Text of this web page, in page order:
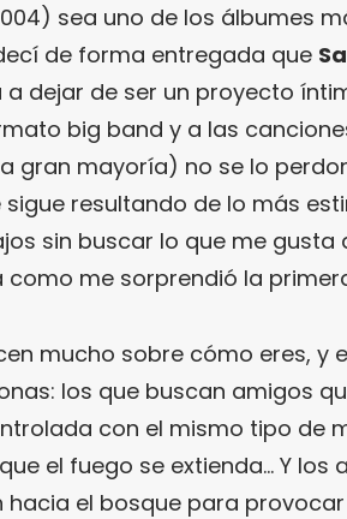
sea uno de los álbumes
de forma entregada que
a dejar de ser un proyecto
big band y a las
gran mayoría) no se lo
resultando de lo más
sin buscar lo que me gusta
me sorprendió la
mucho sobre cómo eres, y
los que buscan amigos
con el mismo tipo de
el fuego se extienda… Y los
el bosque para